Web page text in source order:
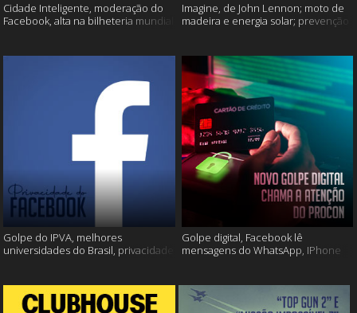
Cidade Inteligente, moderação do
Facebook, alta na bilheteria mundial
Imagine, de John Lennon; moto de
madeira e energia solar; prevenção
Golpe do IPVA, melhores
universidades do Brasil, privacidade
Golpe digital, Facebook lê
mensagens do WhatsApp, IPhone